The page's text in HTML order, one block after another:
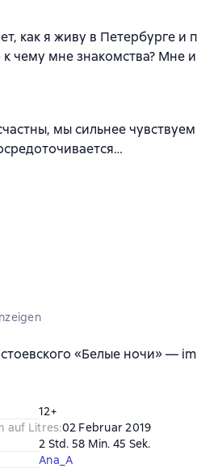
как я живу в Петербурге и
чему мне знакомства? Мне
мы сильнее
«Белые ночи» —
12+
auf Litres:02 Februar 2019
2 Std. 58 Min. 45 Sek.
Ana_A